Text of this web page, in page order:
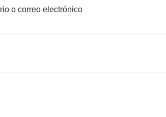
o correo electrónico